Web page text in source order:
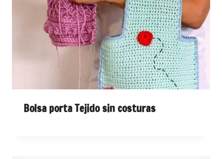
Bolsa porta Tejido sin costuras